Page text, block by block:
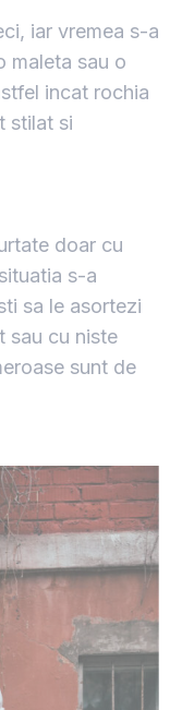
iar vremea s-a
maleta sau o
incat rochia
stilat si
doar cu
s-a
sa le asortezi
sau cu niste
sunt de